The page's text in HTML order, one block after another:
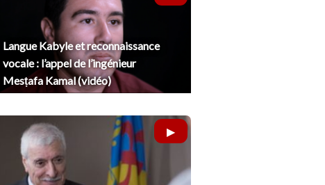
Langue Kabyle et reconnaissance
vocale : l’appel de l’ingénieur
Mesṭafa Kamal (vidéo)